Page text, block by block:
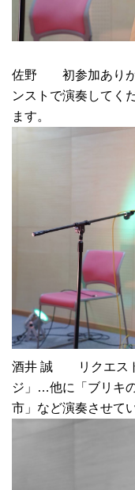
佐野 初参加ありが
ンストで演奏してく
ます。
酒井 誠 リクエスト
ジ」…他に「ブリキ
市」など演奏させて